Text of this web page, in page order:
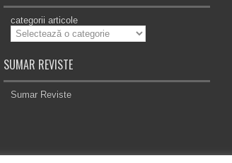
categorii articole
SUMAR REVISTE
Sumar Reviste